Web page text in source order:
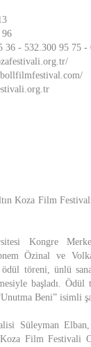
96
36 - 532.300 95 75 -
Koza Film
Kongre
Özinal ve
töreni, ünlü
başladı. Ödül
Beni” isimli
Süleyman
Film Festivali